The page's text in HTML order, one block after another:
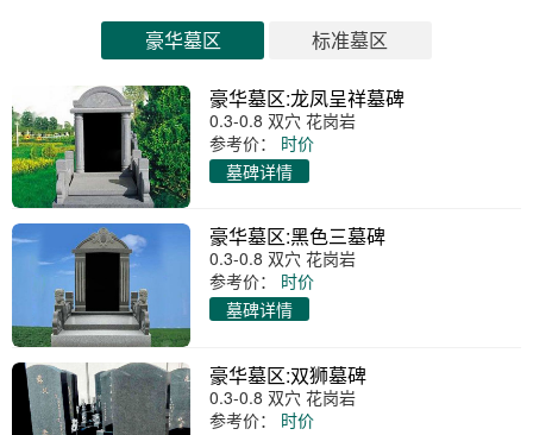
豪华墓区 标准墓区
豪华墓区:龙凤呈祥墓碑
0.3-0.8 双穴 花岗岩
参考价：
时价
墓碑详情
豪华墓区:黑色三墓碑
0.3-0.8 双穴 花岗岩
参考价：
时价
墓碑详情
豪华墓区:双狮墓碑
0.3-0.8 双穴 花岗岩
参考价：
时价